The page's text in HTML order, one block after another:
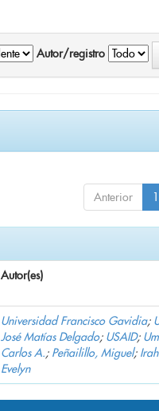
Autor/registro
Anterior 1
Autor(es)
Universidad Francisco Gavidia;
José Matías Delgado; USAID;
Carlos A.; Peñailillo, Miguel;
Evelyn